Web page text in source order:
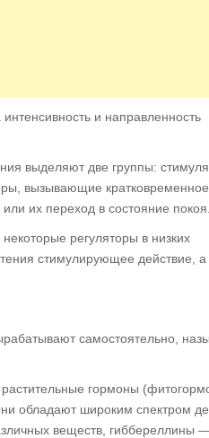
и направленность
выделяют две группы:
вызывающие кратковременное
их переход в состояние покоя.
регуляторы в низких
стимулирующее действие, а
самостоятельно,
растительные гормоны
обладают широким спектром
веществ, гиббереллины